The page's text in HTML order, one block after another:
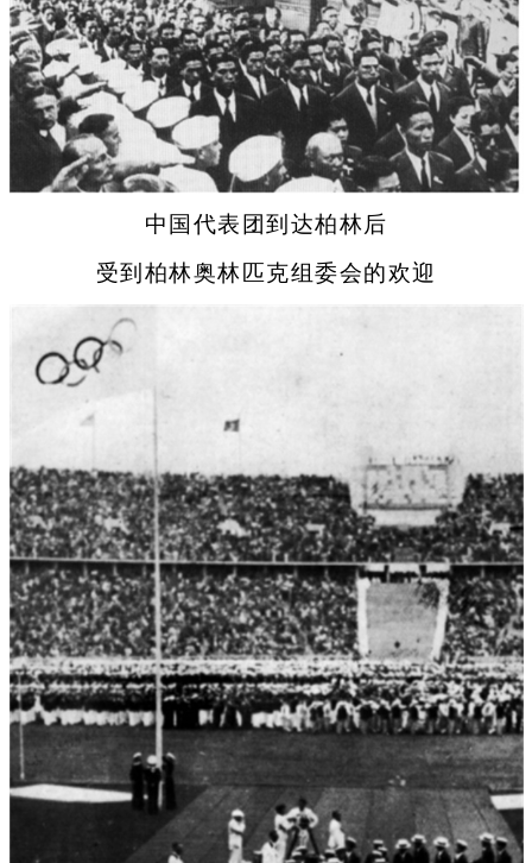
中国代表团到达柏林后
受到柏林奥林匹克组委会的欢迎